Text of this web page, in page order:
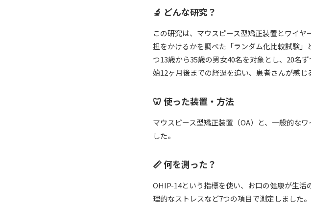
🔬 どんな研究？
この研究は、マウスピース型矯正装置とワイ
担をかけるかを調べた「ランダム化比較試験
つ13歳から35歳の男女40名を対象とし、20名
始12ヶ月後までの経過を追い、患者さんが感じ
🦷 使った装置・方法
マウスピース型矯正装置（OA）と、一般的な
した。
📏 何を測った？
OHIP-14という指標を使い、お口の健康が生
理的なストレスなど7つの項目で測定しました。